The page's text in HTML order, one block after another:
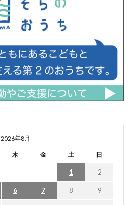
2026年8月
木 金 土 日
1 2
6 7 8 9